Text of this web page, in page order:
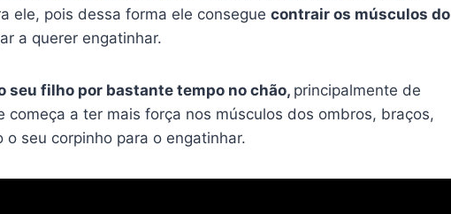
ele, pois dessa forma ele consegue contrair os músculos do
a querer engatinhar.
seu filho por bastante tempo no chão, principalmente de
começa a ter mais força nos músculos dos ombros, braços,
seu corpinho para o engatinhar.